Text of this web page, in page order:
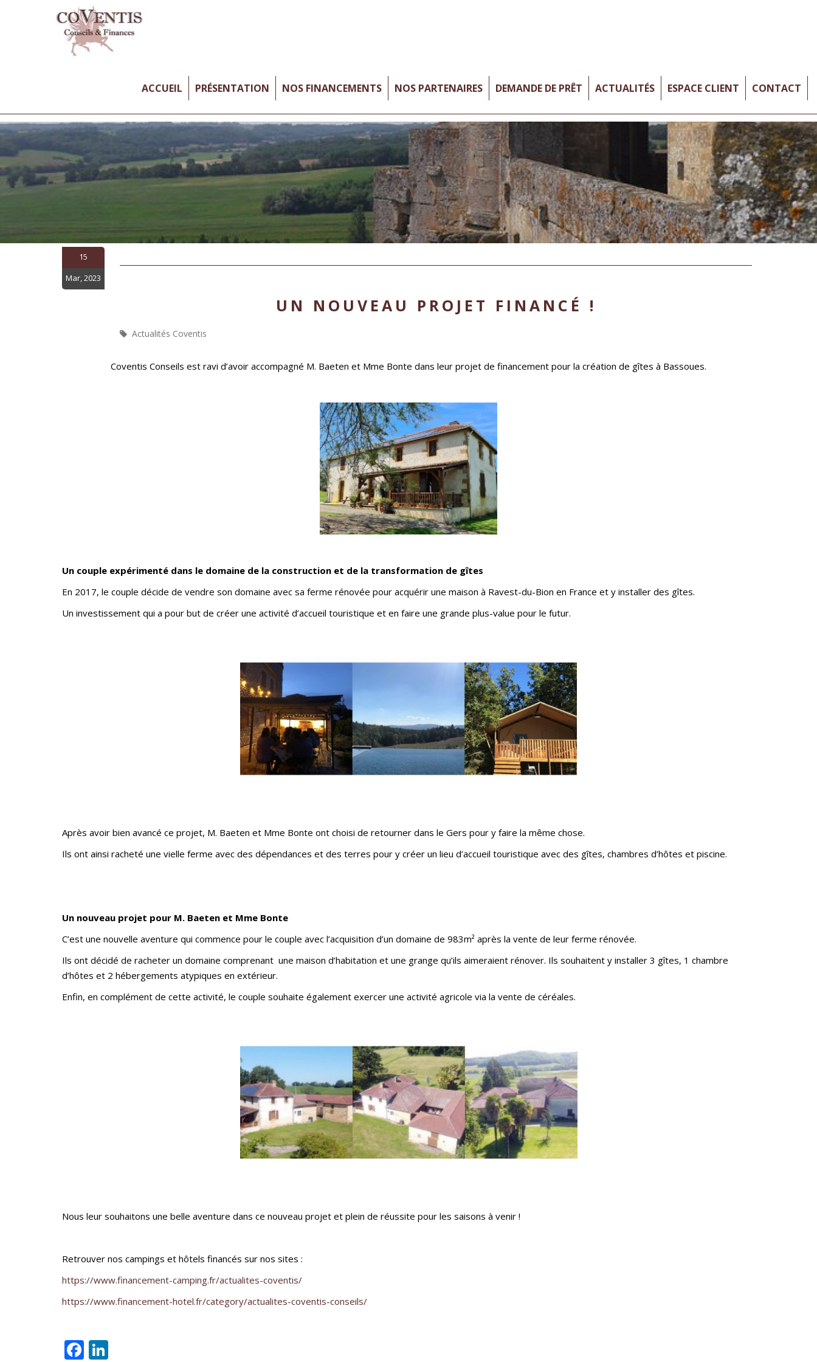
ACCUEIL PRÉSENTATION NOS FINANCEMENTS NOS PARTENAIRES DEMANDE DE PRÊT ACTUALITÉS ESPACE CLIENT CONTACT
15
Mar, 2023
UN NOUVEAU PROJET FINANCÉ !
Actualités Coventis
Coventis Conseils est ravi d’avoir accompagné M. Baeten et Mme Bonte dans leur projet de financement pour la création de gîtes à Bassoues.
Un couple expérimenté dans le domaine de la construction et de la transformation de gîtes
En 2017, le couple décide de vendre son domaine avec sa ferme rénovée pour acquérir une maison à Ravest-du-Bion en France et y installer des gîtes.
Un investissement qui a pour but de créer une activité d’accueil touristique et en faire une grande plus-value pour le futur.
Après avoir bien avancé ce projet, M. Baeten et Mme Bonte ont choisi de retourner dans le Gers pour y faire la même chose.
Ils ont ainsi racheté une vielle ferme avec des dépendances et des terres pour y créer un lieu d’accueil touristique avec des gîtes, chambres d’hôtes et piscine.
Un nouveau projet pour M. Baeten et Mme Bonte
C’est une nouvelle aventure qui commence pour le couple avec l’acquisition d’un domaine de 983m² après la vente de leur ferme rénovée.
Ils ont décidé de racheter un domaine comprenant une maison d’habitation et une grange qu’ils aimeraient rénover. Ils souhaitent y installer 3 gîtes, 1 chambre
d’hôtes et 2 hébergements atypiques en extérieur.
Enfin, en complément de cette activité, le couple souhaite également exercer une activité agricole via la vente de céréales.
Nous leur souhaitons une belle aventure dans ce nouveau projet et plein de réussite pour les saisons à venir !
Retrouver nos campings et hôtels financés sur nos sites :
https://www.financement-camping.fr/actualites-coventis/
https://www.financement-hotel.fr/category/actualites-coventis-conseils/
Facebook